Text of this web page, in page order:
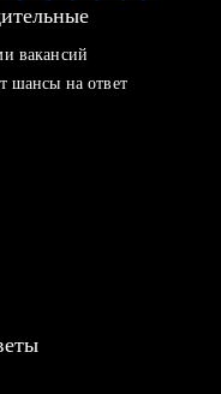
вакансий
шансы на ответ